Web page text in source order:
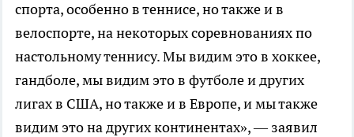
спорта, особенно в теннисе, но также и в
велоспорте, на некоторых соревнованиях по
настольному теннису. Мы видим это в хоккее,
гандболе, мы видим это в футболе и других
лигах в США, но также и в Европе, и мы также
видим это на других континентах», — заявил